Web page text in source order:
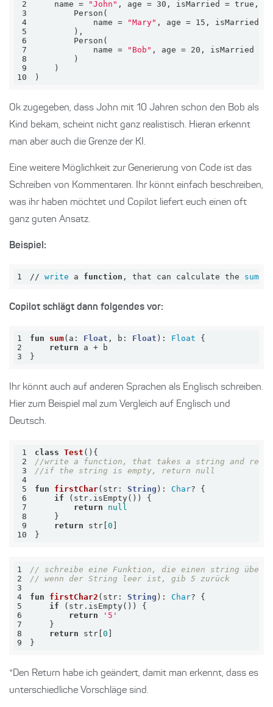
2
name = "John" , age = 30, isMarried = true ,
3
4
name = "Mary" , age = 15, isMarried
5
6
7
name = "Bob" , age = 20, isMarried
8
9
10
)
Ok zugegeben, dass John mit 10 Jahren schon den Bob als
Kind bekam, scheint nicht ganz realistisch. Hieran erkennt
man aber auch die Grenze der KI.
Eine weitere Möglichkeit zur Generierung von Code ist das
Schreiben von Kommentaren. Ihr könnt einfach beschreiben,
was ihr haben möchtet und Copilot liefert euch einen oft
ganz guten Ansatz.
Beispiel:
1 // write a function , that can calculate the sum
Copilot schlägt dann folgendes vor:
1 fun sum(a: Float , b: Float ) : Float
2
return
3
}
Ihr könnt auch auf anderen Sprachen als Englisch schreiben.
Hier zum Beispiel mal zum Vergleich auf Englisch und
Deutsch.
1 class Test
2
//write a function, that takes a string and
3
//if the string is empty, return null
4
5
fun firstChar(str: String ) : Char
6
if
7
return
null
8
9
return str[0
10
}
1
// schreibe eine Funktion, die einen string
2
// wenn der String leer ist, gib 5 zurück
3
4
fun firstChar2 (str: String ) : Char
5
if
6
return
'5'
7
8
return str[ 0
9
}
*Den Return habe ich geändert, damit man erkennt, dass es
unterschiedliche Vorschläge sind.